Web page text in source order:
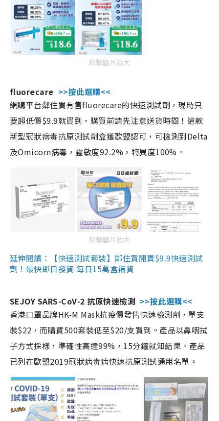
點擊圖片放大
fluorecare >>按此選購<<
網購平台鄰住買有售fluorecare的快速測試劑，現時只
要超低價$9.9就買到，購買前請先注意送貨時間！這款
新型冠狀病毒抗原測試劑盒獲歐盟認可，可檢測到Delta
及Omicorn病毒，靈敏度92.2%，特異度100%。
點擊圖片放大
延伸閱讀：【快速測試套裝】鄰住買開賣$9.9快速測試
劑！最快即日發貨 每日15萬盒補貨
SEJOY SARS-CoV-2 抗原快速檢測 >>按此選購<<
香港口罩品牌HK-M Mask抗疫價發售快速檢測劑，單支
裝$22，而購買500套裝低至$20/支買到。產品以鼻咽拭
子方式採樣，準確性高達99%，15分鐘就知結果。產品
已列在歐盟2019冠狀病毒病快速抗原測試通用名單。